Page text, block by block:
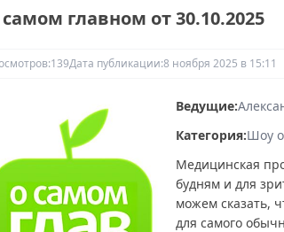
главном от 30.10.2025
139Дата публикации:8 ноября 2025 в 15:11
Ведущие:
Категория:Шоу
Медицинская
будням и для
можем сказать,
для самого